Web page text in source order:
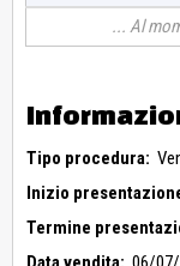
Al
Tipo procedura:
Inizio
Termine